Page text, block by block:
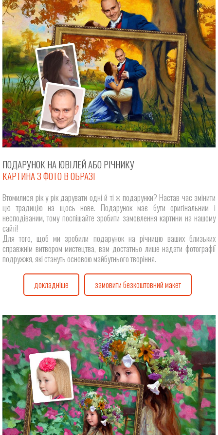
ПОДАРУНОК НА ЮВІЛЕЙ АБО РІЧНИКУ
КАРТИНА З ФОТО В ОБРАЗІ
Втомилися рік у рік дарувати одні й ті ж подарунки? Настав час змінити
цю традицію на щось нове. Подарунок має бути оригінальним і
несподіваним, тому поспішайте зробити замовлення картини на нашому
сайті!
Для того, щоб ми зробили подарунок на річницю ваших близьких
справжнім витвором мистецтва, вам достатньо лише надати фотографії
подружжя, які стануть основою майбутнього творіння.
докладніше замовити безкоштовний макет